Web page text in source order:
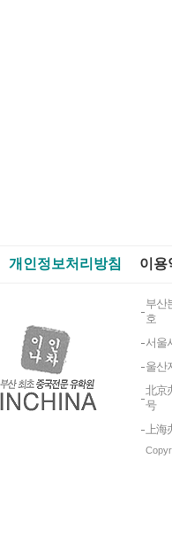
개인정보처리방침 이용
부산
호
서울
울산
北京
号
上